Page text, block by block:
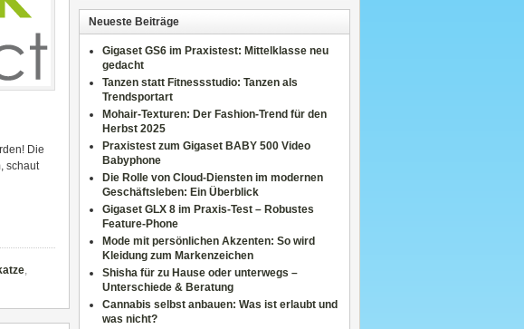
Die
schaut
,
Neueste Beiträge
Gigaset GS6 im Praxistest: Mittelklasse neu
gedacht
Tanzen statt Fitnessstudio: Tanzen als
Trendsportart
Mohair-Texturen: Der Fashion-Trend für den
Herbst 2025
Praxistest zum Gigaset BABY 500 Video
Babyphone
Die Rolle von Cloud-Diensten im modernen
Geschäftsleben: Ein Überblick
Gigaset GLX 8 im Praxis-Test – Robustes
Feature-Phone
Mode mit persönlichen Akzenten: So wird
Kleidung zum Markenzeichen
Shisha für zu Hause oder unterwegs –
Unterschiede & Beratung
Cannabis selbst anbauen: Was ist erlaubt und
was nicht?